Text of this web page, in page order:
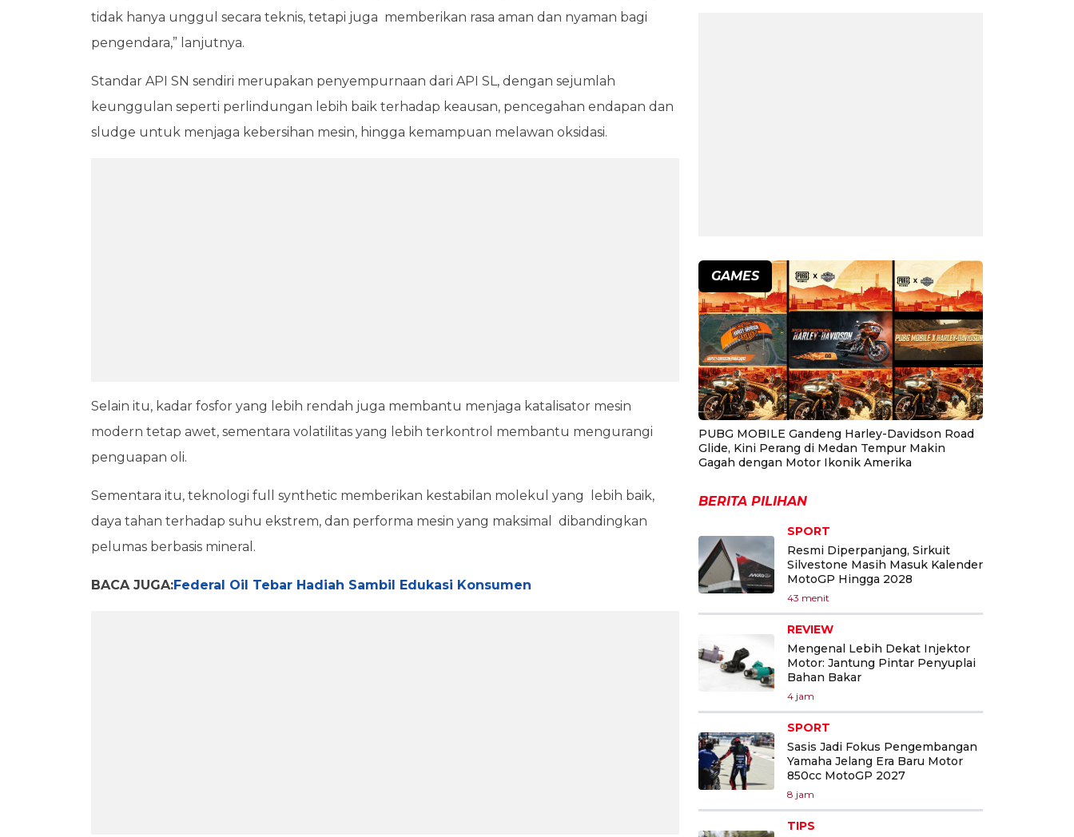
tidak hanya unggul secara teknis, tetapi juga memberikan rasa aman dan nyaman bagi
pengendara,” lanjutnya.
Standar API SN sendiri merupakan penyempurnaan dari API SL, dengan sejumlah
keunggulan seperti perlindungan lebih baik terhadap keausan, pencegahan endapan dan
sludge untuk menjaga kebersihan mesin, hingga kemampuan melawan oksidasi.
Selain itu, kadar fosfor yang lebih rendah juga membantu menjaga katalisator mesin
modern tetap awet, sementara volatilitas yang lebih terkontrol membantu mengurangi
penguapan oli.
Sementara itu, teknologi full synthetic memberikan kestabilan molekul yang lebih baik,
daya tahan terhadap suhu ekstrem, dan performa mesin yang maksimal dibandingkan
pelumas berbasis mineral.
BACA JUGA:Federal Oil Tebar Hadiah Sambil Edukasi Konsumen
GAMES
PUBG MOBILE Gandeng Harley-Davidson Road
Glide, Kini Perang di Medan Tempur Makin
Gagah dengan Motor Ikonik Amerika
BERITA PILIHAN
SPORT
Resmi Diperpanjang, Sirkuit
Silvestone Masih Masuk Kalender
MotoGP Hingga 2028
43 menit
REVIEW
Mengenal Lebih Dekat Injektor
Motor: Jantung Pintar Penyuplai
Bahan Bakar
4 jam
SPORT
Sasis Jadi Fokus Pengembangan
Yamaha Jelang Era Baru Motor
850cc MotoGP 2027
8 jam
TIPS